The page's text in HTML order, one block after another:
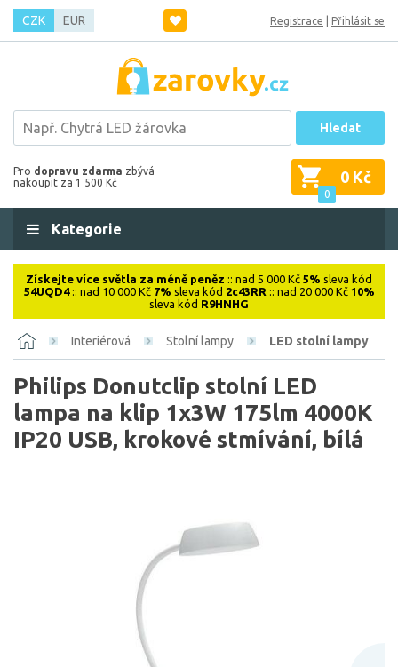
CZK EUR Registrace Přihlásit se
Hledat
Pro dopravu zdarma zbývá
nakoupit za 1 500 Kč
0
0 Kč
Kategorie
Získejte více světla za méně peněz :: nad 5 000 Kč 5% sleva kód
54UQD4:: nad 10 000 Kč 7% sleva kód 2c43RR :: nad 20 000 Kč 10%
sleva kód R9HNHG
Interiérová Stolní lampy LED stolní lampy
Philips Donutclip stolní LED
lampa na klip 1x3W 175lm 4000K
IP20 USB, krokové stmívání, bílá